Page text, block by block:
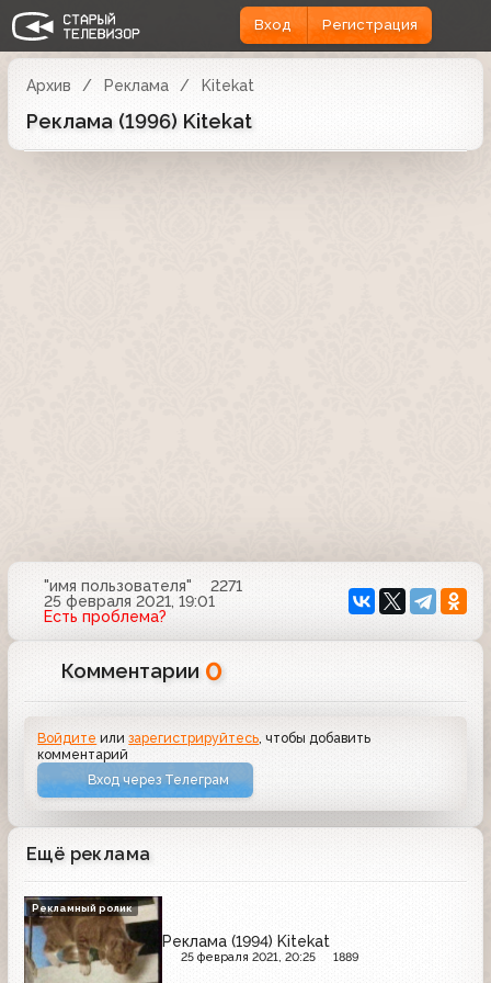
Вход Регистрация
Архив Реклама Kitekat
Реклама (1996) Kitekat
"имя пользователя"
2271
25 февраля 2021, 19:01
Есть проблема?
Комментарии 0
Войдите илизарегистрируйтесь , чтобы добавить
комментарий
Вход через Телеграм
Ещё реклама
Реклама (1994) Kitekat
25 февраля 2021, 20:25 1889
Рекламный ролик